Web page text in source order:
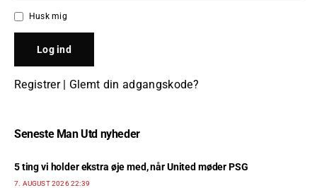
Husk mig
Registrer| Glemt din adgangskode?
Seneste Man Utd nyheder
5 ting vi holder ekstra øje med, når United møder PSG
7. AUGUST 2026 22:39